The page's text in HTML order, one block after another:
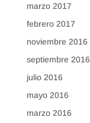
marzo 2017
febrero 2017
noviembre 2016
septiembre 2016
julio 2016
mayo 2016
marzo 2016